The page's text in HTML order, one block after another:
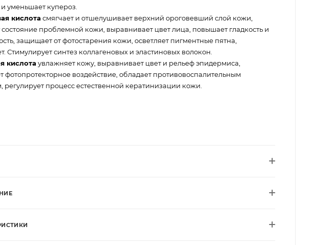
уменьшает купероз.
кислота смягчает и отшелушивает верхний ороговевший слой кожи,
состояние проблемной кожи, выравнивает цвет лица, повышает гладкость и
защищает от фотостарения кожи, осветляет пигментные пятна,
Стимулирует синтез коллагеновых и эластиновых волокон.
кислота увлажняет кожу, выравнивает цвет и рельеф эпидермиса,
фотопротекторное воздействие, обладает противовоспалительным
регулирует процесс естественной кератинизации кожи.